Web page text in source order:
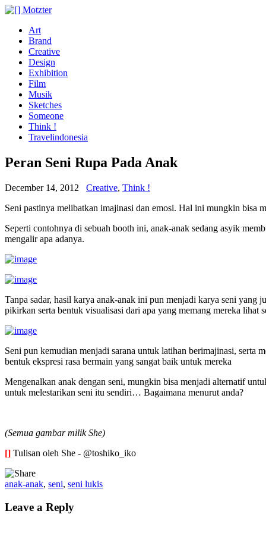
Art
Brand
Creative
Design
Exhibition
Film
Musik
Sketches
Someone
Think !
Travelindonesia
Peran Seni Rupa Pada Anak
December 14, 2012 Creative, Think !
Seni pastinya melibatkan imajinasi dan emosi. Hal ini mungkin bisa
Seperti contohnya di sebuah booth ini, anak-anak sedang asyik
mengalir apa adanya.
Tanpa sadar, hasil karya anak-anak ini pun menjadi karya seni yang
pikirkan serta bentuk visualisasi dari apa yang memang mereka
Seni pun kemudian menjadi sarana untuk latihan berimajinasi, serta
bentuk ekspresi rasa bermain yang sangat baik untuk mereka
Mengenalkan anak dengan seni, mungkin bisa menjadi alternatif
untuk melestarikan seni itu sendiri… Bagaimana menurut anda?
(Semua gambar milik She)
[] Tulisan oleh She - @toshiko_iko
anak-anak, seni, seni lukis
Leave a Reply